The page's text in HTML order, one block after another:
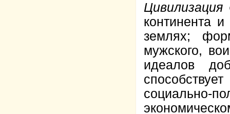
континента
землях;
мужского,
идеалов
социально-